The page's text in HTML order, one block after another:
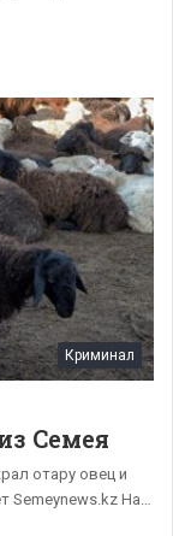
Криминал
Семея
отару овец и
Semeynews.kz На…